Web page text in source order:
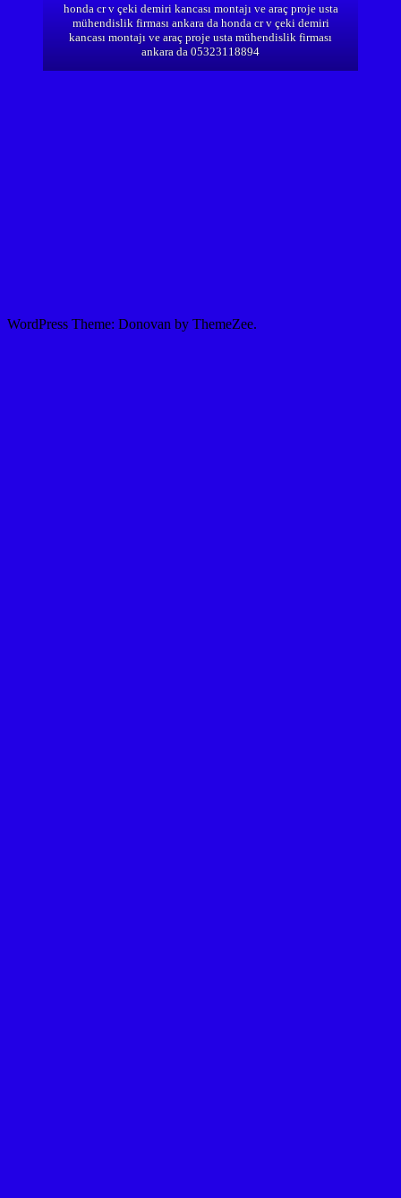
honda cr v çeki demiri kancası montajı ve araç proje usta
mühendislik firması ankara da honda cr v çeki demiri
kancası montajı ve araç proje usta mühendislik firması
ankara da 05323118894
WordPress Theme: Donovan by ThemeZee.